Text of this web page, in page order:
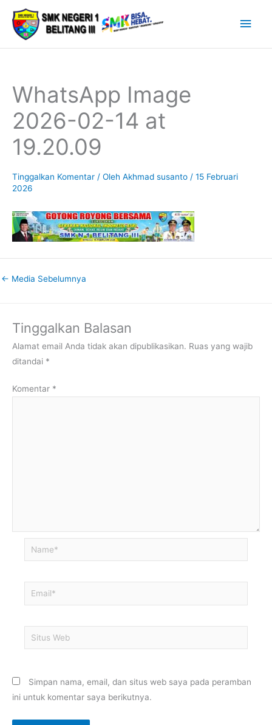
Lewati
konten
WhatsApp Image
2026-02-14 at
19.20.09
Tinggalkan Komentar / Oleh Akhmad susanto / 15 Februari
2026
← Media Sebelumnya
Tinggalkan Balasan
Alamat email Anda tidak akan dipublikasikan. Ruas yang wajib
ditandai *
Komentar *
Name*
Email*
Situs
Web
Simpan nama, email, dan situs web saya pada peramban
ini untuk komentar saya berikutnya.